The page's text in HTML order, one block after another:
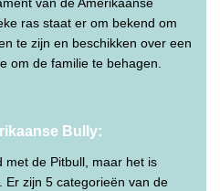
van de Amerikaanse
ras staat er om bekend om
te zijn en beschikken over een
om de familie te behagen.
Bully:
met de Pitbull, maar het is
Er zijn 5 categorieën van de